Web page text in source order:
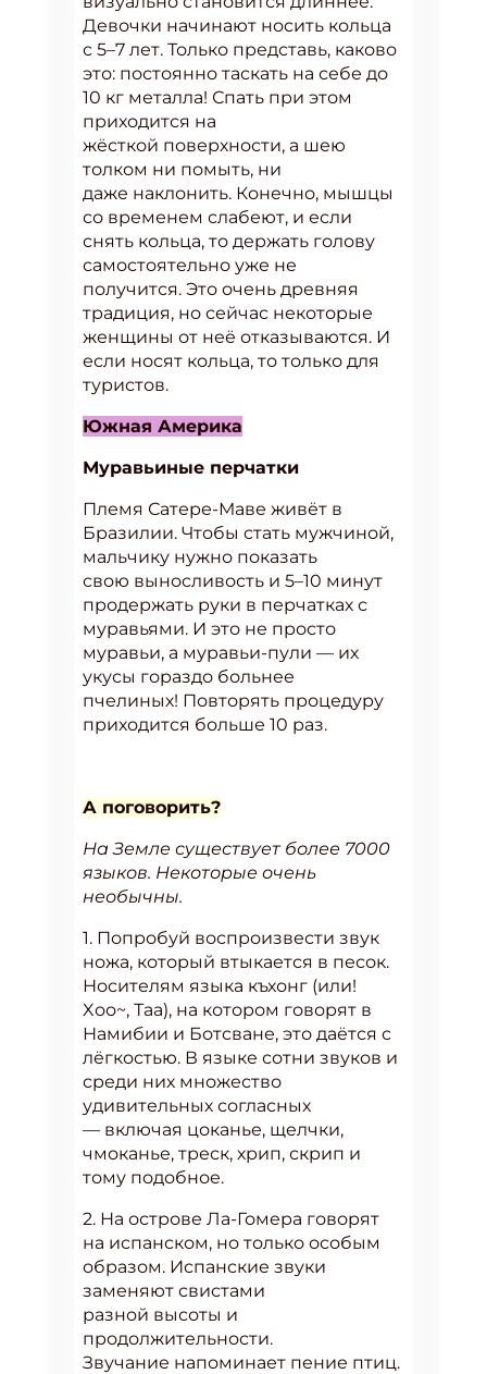
Девочки начинают носить кольца
с 5–7 лет. Только представь, каково
это: постоянно таскать на себе до
10 кг металла! Спать при этом
приходится на
жёсткой поверхности, а шею
толком ни помыть, ни
даже наклонить. Конечно, мышцы
со временем слабеют, и если
снять кольца, то держать голову
самостоятельно уже не
получится. Это очень древняя
традиция, но сейчас некоторые
женщины от неё отказываются. И
если носят кольца, то только для
туристов.
Южная Америка
Муравьиные перчатки
Племя Сатере-Маве живёт в
Бразилии. Чтобы стать мужчиной,
мальчику нужно показать
свою выносливость и 5–10 минут
продержать руки в перчатках с
муравьями. И это не просто
муравьи, а муравьи-пули — их
укусы гораздо больнее
пчелиных! Повторять процедуру
приходится больше 10 раз.
А поговорить?
На Земле существует более 7000
языков. Некоторые очень
необычны.
1. Попробуй воспроизвести звук
ножа, который втыкается в песок.
Носителям языка къхонг (или!
Xоо~, Таа), на котором говорят в
Намибии и Ботсване, это даётся с
лёгкостью. В языке сотни звуков и
среди них множество
удивительных согласных
— включая цоканье, щелчки,
чмоканье, треск, хрип, скрип и
тому подобное.
2. На острове Ла-Гомера говорят
на испанском, но только особым
образом. Испанские звуки
заменяют свистами
разной высоты и
продолжительности.
Звучание напоминает пение птиц.